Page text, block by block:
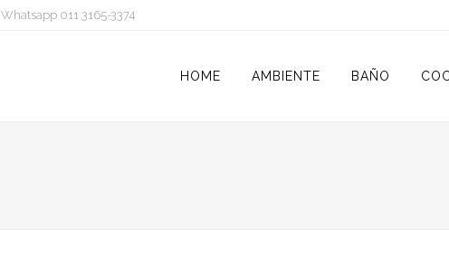
Whatsapp 011 3165-3374
HOME AMBIENTE BAÑO